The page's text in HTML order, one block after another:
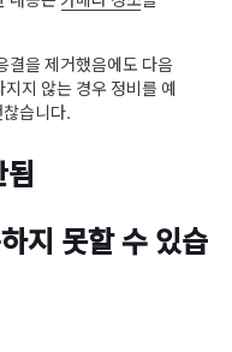
결을 제거했음에도 다음
지 않는 경우 정비를 예
습니다.
지 못할 수 있습